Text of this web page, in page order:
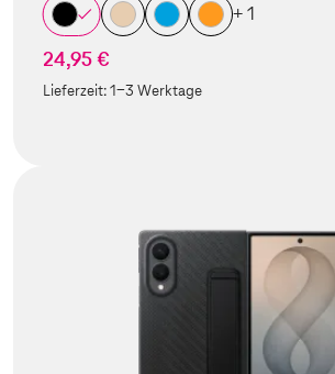
+ 1
24,95 €
Lieferzeit:1-3 Werktage